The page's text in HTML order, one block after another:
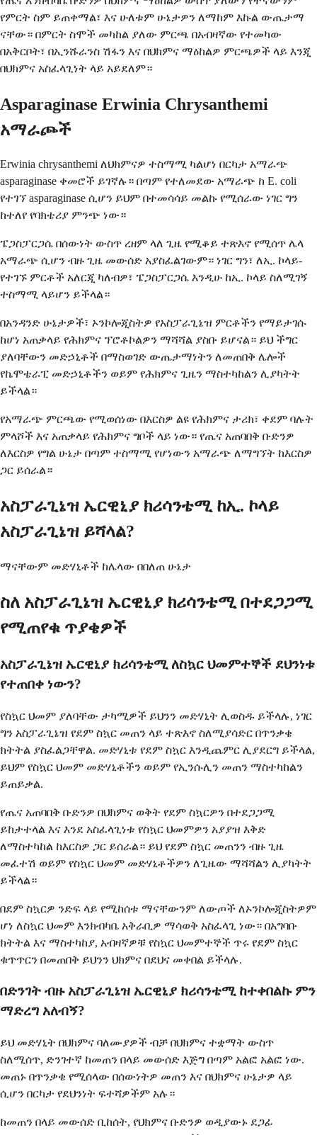
የምርት ስም ይጠቀማል፣ እና ሁለቱም ሁኔታዎን ለማከም እኩል ውጤታማ
ናቸው። በምርት ስሞች መካከል ያለው ምርጫ በአብዛኛው የተመካው
በአቅርቦት፣ በኢንሹራንስ ሽፋን እና በህክምና ማዕከልዎ ምርጫዎች ላይ እንጂ
በህክምና አስፈላጊነት ላይ አይደለም።
Asparaginase Erwinia Chrysanthemi
አማራጮች
Erwinia chrysanthemi ለህክምናዎ ተስማሚ ካልሆነ በርካታ አማራጭ
asparaginase ቀመሮች ይገኛሉ። በጣም የተለመደው አማራጭ ከ E. coli
የተገኘ asparaginase ሲሆን ይህም በተመሳሳይ መልኩ የሚሰራው ነገር ግን
ከተለየ የባክቴሪያ ምንጭ ነው።
ፔጋስፓርጋሴ በሰውነት ውስጥ ረዘም ላለ ጊዜ የሚቆይ ተጽእኖ የሚሰጥ ሌላ
አማራጭ ሲሆን ብዙ ጊዜ መውሰድ አያስፈልገውም። ነገር ግን፣ ለኢ. ኮላይ-
የተገኙ ምርቶች አለርጂ ካለብዎ፣ ፔጋስፓርጋሴ እንዲሁ ከኢ. ኮላይ ስለሚገኝ
ተስማሚ ላይሆን ይችላል።
በአንዳንድ ሁኔታዎች፣ ኦንኮሎጂስትዎ የአስፓራጊኔዝ ምርቶችን የማይታገሱ
ከሆነ አጠቃላይ የሕክምና ፕሮቶኮልዎን ማሻሻል ያስቡ ይሆናል። ይህ ችግር
ያለባቸውን መድኃኒቶች በማስወገድ ውጤታማነትን ለመጠበቅ ሌሎች
የኬሞቴራፒ መድኃኒቶችን ወይም የሕክምና ጊዜን ማስተካከልን ሊያካትት
ይችላል።
የአማራጭ ምርጫው የሚወሰነው በእርስዎ ልዩ የሕክምና ታሪክ፣ ቀደም ባሉት
ምላሾች እና አጠቃላይ የሕክምና ግቦች ላይ ነው። የጤና አጠባበቅ ቡድንዎ
ለእርስዎ የግል ሁኔታ በጣም ተስማሚ የሆነውን አማራጭ ለማግኘት ከእርስዎ
ጋር ይሰራል።
አስፓራጊኔዝ ኤርዊኒያ ክሪሳንቴሚ ከኢ. ኮላይ
አስፓራጊኔዝ ይሻላል?
ማናቸውም መድሃኒቶች ከሌላው በበለጠ ሁኔታ
ስለ አስፓራጊኔዝ ኤርዊኒያ ክሪሳንቴሚ በተደጋጋሚ
የሚጠየቁ ጥያቄዎች
አስፓራጊኔዝ ኤርዊኒያ ክሪሳንቴሚ ለስኳር ህመምተኞች ደህንነቱ
የተጠበቀ ነውን?
የስኳር ህመም ያለባቸው ታካሚዎች ይህንን መድሃኒት ሊወስዱ ይችላሉ, ነገር
ግን አስፓራጊኔዝ የደም ስኳር መጠን ላይ ተጽእኖ ስለሚያሳድር በጥንቃቄ
ክትትል ያስፈልጋቸዋል. መድሃኒቱ የደም ስኳር እንዲጨምር ሊያደርግ ይችላል,
ይህም የስኳር ህመም መድሃኒቶችን ወይም የኢንሱሊን መጠን ማስተካከልን
ይጠይቃል.
የጤና አጠባበቅ ቡድንዎ በህክምና ወቅት የደም ስኳርዎን በተደጋጋሚ
ይከታተላል እና እንደ አስፈላጊነቱ የስኳር ህመምዎን አያያዝ እቅድ
ለማስተካከል ከእርስዎ ጋር ይሰራል። ይህ የደም ስኳር መጠንን ብዙ ጊዜ
መፈተሽ ወይም የስኳር ህመም መድሃኒቶችዎን ለጊዜው ማሻሻልን ሊያካትት
ይችላል።
በደም ስኳርዎ ንድፍ ላይ የሚከሰቱ ማናቸውንም ለውጦች ለኦንኮሎጂስትዎም
ሆነ ለስኳር ህመም እንክብካቤ አቅራቢዎ ማሳወቅ አስፈላጊ ነው። በአግባቡ
ክትትል እና ማስተካከያ, አብዛኛዎቹ የስኳር ህመምተኞች ጥሩ የደም ስኳር
ቁጥጥርን በመጠበቅ ይህንን ህክምና በደህና መቀበል ይችላሉ.
በድንገት ብዙ አስፓራጊኔዝ ኤርዊኒያ ክሪሳንቴሚ ከተቀበልኩ ምን
ማድረግ አለብኝ?
ይህ መድሃኒት በህክምና ባለሙያዎች ብቻ በህክምና ተቋማት ውስጥ
ስለሚሰጥ, ድንገተኛ ከመጠን በላይ መውሰድ እጅግ በጣም አልፎ አልፎ ነው.
መጠኑ በጥንቃቄ የሚሰላው በሰውነትዎ መጠን እና በህክምና ሁኔታዎ ላይ
ሲሆን በርካታ የደህንነት ፍተሻዎችም አሉ።
ከመጠን በላይ መውሰድ ቢከሰት, የህክምና ቡድንዎ ወዲያውኑ ደጋፊ